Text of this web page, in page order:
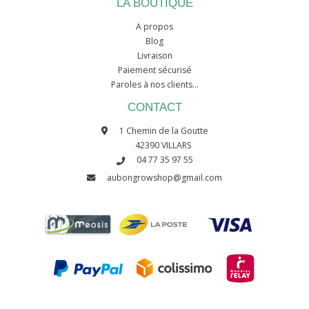
LA BOUTIQUE
A propos
Blog
Livraison
Paiement sécurisé
Paroles à nos clients...
CONTACT
1 Chemin de la Goutte
42390 VILLARS
04 77 35 97 55
aubongrowshop@gmail.com